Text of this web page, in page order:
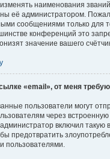
наименования
её администратором.
сообщениями только для
конференций это
значение вашего
«email», от меня
пользователи могут
через
включил такую
предотвратить
пользователями.